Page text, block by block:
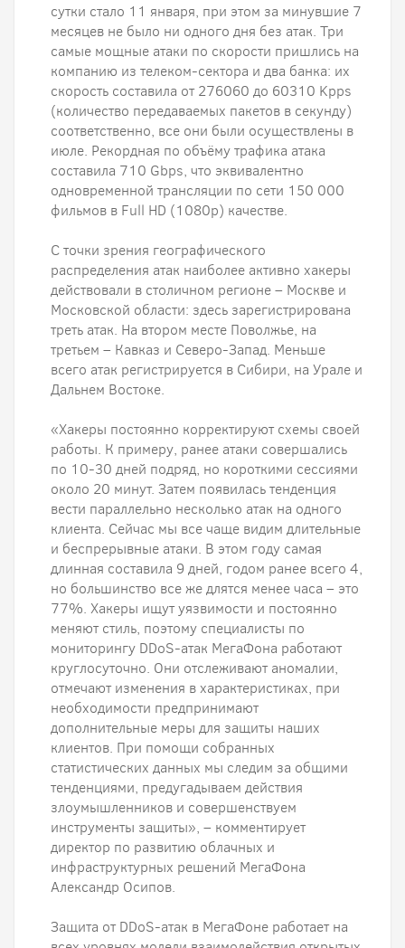
сутки стало 11 января, при этом за минувшие 7
месяцев не было ни одного дня без атак. Три
самые мощные атаки по скорости пришлись на
компанию из телеком-сектора и два банка: их
скорость составила от 276060 до 60310 Kpps
(количество передаваемых пакетов в секунду)
соответственно, все они были осуществлены в
июле. Рекордная по объёму трафика атака
составила 710 Gbps, что эквивалентно
одновременной трансляции по сети 150 000
фильмов в Full HD (1080p) качестве.
С точки зрения географического
распределения атак наиболее активно хакеры
действовали в столичном регионе – Москве и
Московской области: здесь зарегистрирована
треть атак. На втором месте Поволжье, на
третьем – Кавказ и Северо-Запад. Меньше
всего атак регистрируется в Сибири, на Урале и
Дальнем Востоке.
«Хакеры постоянно корректируют схемы своей
работы. К примеру, ранее атаки совершались
по 10-30 дней подряд, но короткими сессиями
около 20 минут. Затем появилась тенденция
вести параллельно несколько атак на одного
клиента. Сейчас мы все чаще видим длительные
и беспрерывные атаки. В этом году самая
длинная составила 9 дней, годом ранее всего 4,
но большинство все же длятся менее часа – это
77%. Хакеры ищут уязвимости и постоянно
меняют стиль, поэтому специалисты по
мониторингу DDoS-атак МегаФона работают
круглосуточно. Они отслеживают аномалии,
отмечают изменения в характеристиках, при
необходимости предпринимают
дополнительные меры для защиты наших
клиентов. При помощи собранных
статистических данных мы следим за общими
тенденциями, предугадываем действия
злоумышленников и совершенствуем
инструменты защиты», – комментирует
директор по развитию облачных и
инфраструктурных решений МегаФона
Александр Осипов.
Защита от DDoS-атак в МегаФоне работает на